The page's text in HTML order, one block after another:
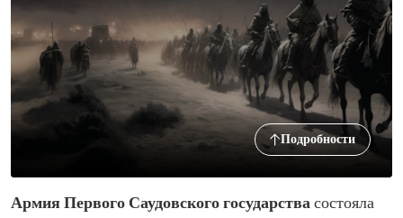
Подробности
Армия Первого Саудовского государствасостояла